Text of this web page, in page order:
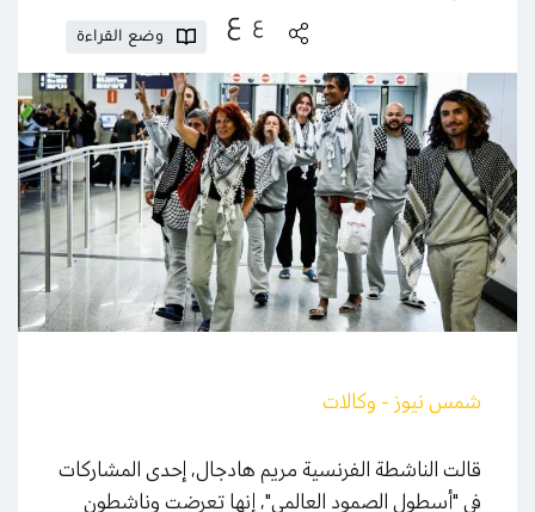
ع ع
وضع القراءة
شمس نيوز - وكالات
قالت الناشطة الفرنسية مريم هادجال، إحدى المشاركات
في "أسطول الصمود العالمي"، إنها تعرضت وناشطون